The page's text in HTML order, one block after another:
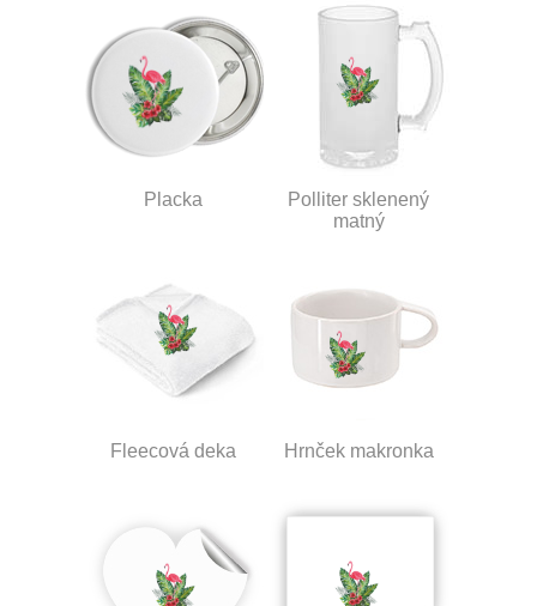
Placka
Polliter sklenený
matný
Fleecová deka Hrnček makronka